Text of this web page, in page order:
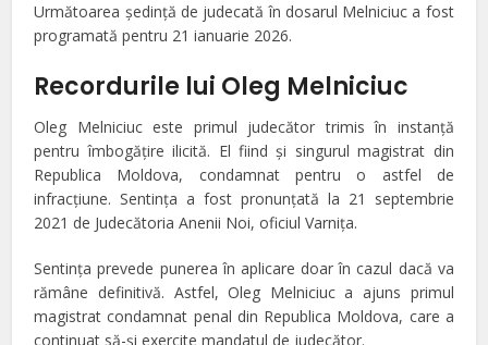
Următoarea şedinţă de judecată în dosarul Melniciuc a fost
programată pentru 21 ianuarie 2026.
Recordurile lui Oleg Melniciuc
Oleg Melniciuc este primul judecător trimis în instanță
pentru îmbogățire ilicită. El fiind şi singurul magistrat din
Republica Moldova, condamnat pentru o astfel de
infracţiune. Sentinţa a fost pronunţată la 21 septembrie
2021 de Judecătoria Anenii Noi, oficiul Varniţa.
Sentinţa prevede punerea în aplicare doar în cazul dacă va
rămâne definitivă. Astfel, Oleg Melniciuc a ajuns primul
magistrat condamnat penal din Republica Moldova, care a
continuat să-şi exercite mandatul de judecător.